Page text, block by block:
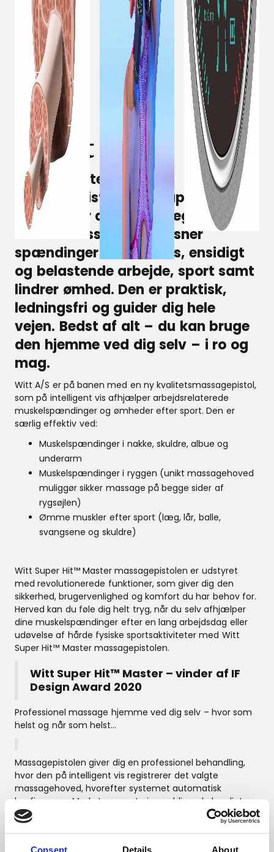
Consent Details About
June 30, 2020
Med den intelligente
massagepistol, Witt Super Hit™
Master, får du en dybdegående
muskelmassage, der løsner
spændinger efter stress, ensidigt
og belastende arbejde, sport samt
lindrer ømhed. Den er praktisk,
ledningsfri og guider dig hele
vejen. Bedst af alt – du kan bruge
den hjemme ved dig selv – i ro og
mag.
Witt A/S er på banen med en ny kvalitetsmassagepistol,
som på intelligent vis afhjælper arbejdsrelaterede
muskelspændinger og ømheder efter sport. Den er
særlig effektiv ved:
Muskelspændinger i nakke, skuldre, albue og
underarm
Muskelspændinger i ryggen (unikt massagehoved
muliggør sikker massage på begge sider af
rygsøjlen)
Ømme muskler efter sport (læg, lår, balle,
svangsene og skuldre)
Witt Super Hit™ Master massagepistolen er udstyret
med revolutionerede funktioner, som giver dig den
sikkerhed, brugervenlighed og komfort du har behov for.
Herved kan du føle dig helt tryg, når du selv afhjælper
dine muskelspændinger efter en lang arbejdsdag eller
udøvelse af hårde fysiske sportsaktiviteter med Witt
Super Hit™ Master massagepistolen.
Witt Super Hit™ Master – vinder af IF
Design Award 2020
Professionel massage hjemme ved dig selv – hvor som
helst og når som helst…
Massagepistolen giver dig en professionel behandling,
hvor den på intelligent vis registrerer det valgte
massagehoved, hvorefter systemet automatisk
konfigureres. Med stemmestyringen bliver du kyndigt
vejledt, og ved derfor altid, om du har valgt det rette
massagehoved.
Witt Super Hit™ Master er udstyret med et tydeligt og